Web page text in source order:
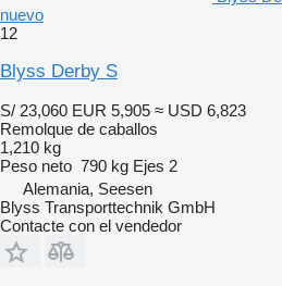
nuevo
12
Blyss Derby S
S/ 23,060 EUR 5,905 ≈ USD 6,823
Remolque de caballos
1,210 kg
Peso neto 790 kg Ejes 2
Alemania, Seesen
Blyss Transporttechnik GmbH
Contacte con el vendedor